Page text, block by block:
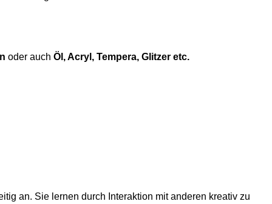
oder auch Öl, Acryl, Tempera, Glitzer etc.
an. Sie lernen durch Interaktion mit anderen kreativ zu